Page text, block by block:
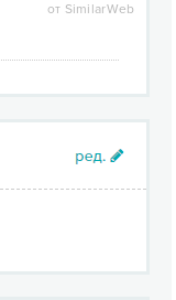
от SimilarWeb